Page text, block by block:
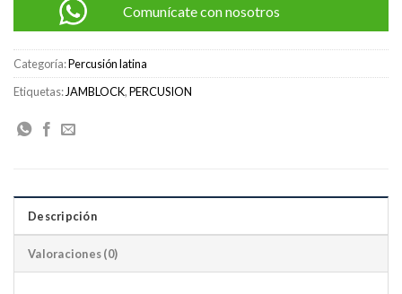
Comunícate con nosotros
Categoría:Percusión latina
Etiquetas: JAMBLOCK,PERCUSION
Descripción
Valoraciones (0)